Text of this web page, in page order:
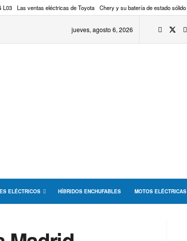
L03 Las ventas eléctricas de Toyota Chery y su batería de estado sólido
jueves, agosto 6, 2026
ELÉCTRICOS HÍBRIDOS ENCHUFABLES MOTOS ELÉCTRICAS